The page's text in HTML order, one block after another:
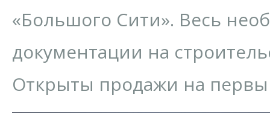
«Большого Сити». Весь
документации на
Открыты продажи на